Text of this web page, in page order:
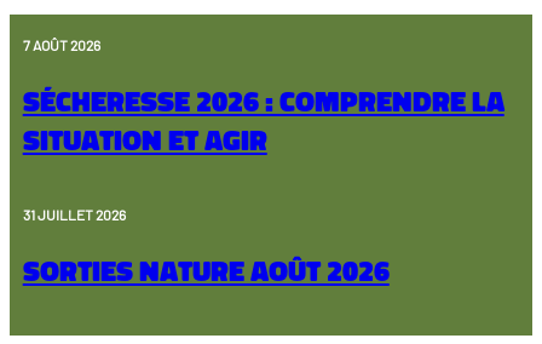
7 AOÛT 2026
Sécheresse 2026 : comprendre la
situation et agir
31 JUILLET 2026
Sorties nature août 2026